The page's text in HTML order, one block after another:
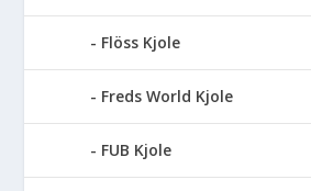
Flöss Kjole
Freds World Kjole
FUB Kjole